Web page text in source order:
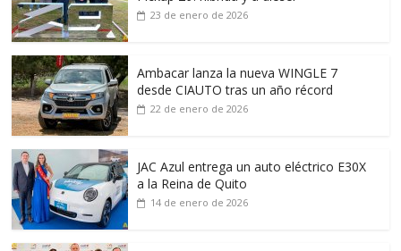
23 de enero de 2026
Ambacar lanza la nueva WINGLE 7
desde CIAUTO tras un año récord
22 de enero de 2026
JAC Azul entrega un auto eléctrico E30X
a la Reina de Quito
14 de enero de 2026